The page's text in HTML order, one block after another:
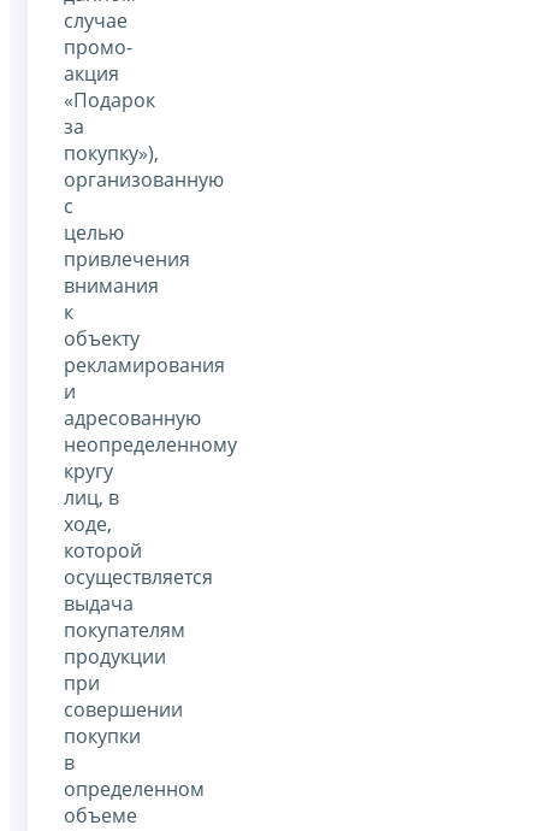
случае
промо-
акция
«Подарок
за
покупку»),
организованную
с
целью
привлечения
внимания
к
объекту
рекламирования
и
адресованную
неопределенному
кругу
лиц, в
ходе,
которой
осуществляется
выдача
покупателям
продукции
при
совершении
покупки
в
определенном
объеме